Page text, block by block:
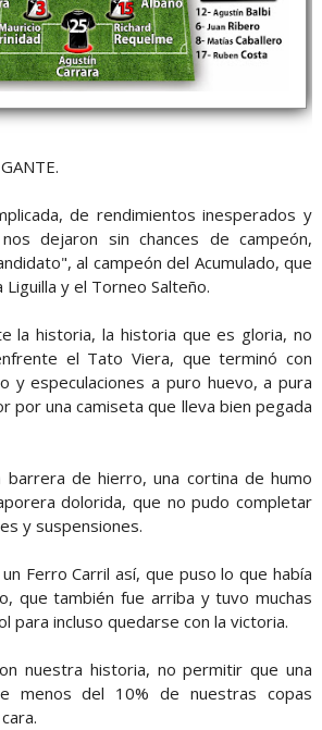
de rendimientos inesperados y
dejaron sin chances de campeón,
al campeón del Acumulado, que
y el Torneo Salteño.
la historia, la historia que es gloria, no
el Tato Viera, que terminó con
y especulaciones a puro huevo, a pura
por una camiseta que lleva bien pegada
barrera de hierro, una cortina de humo
dolorida, que no pudo completar
y suspensiones.
Ferro Carril así, que puso lo que había
que también fue arriba y tuvo muchas
para incluso quedarse con la victoria.
nuestra historia, no permitir que una
menos del 10% de nuestras copas